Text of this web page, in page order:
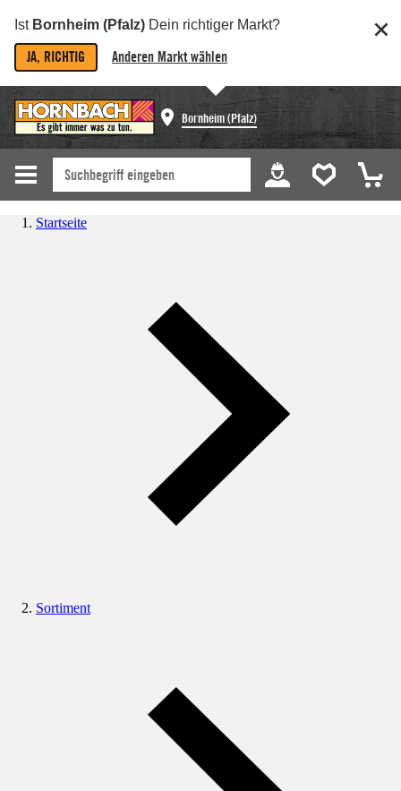
Ist Bornheim (Pfalz) Dein richtiger Markt?
JA, RICHTIG Anderen Markt wählen
Bornheim (Pfalz)
Startseite
Sortiment